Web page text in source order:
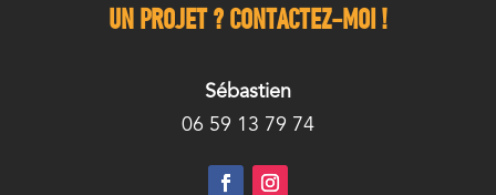
UN PROJET ? CONTACTEZ-MOI !
Sébastien
06 59 13 79 74